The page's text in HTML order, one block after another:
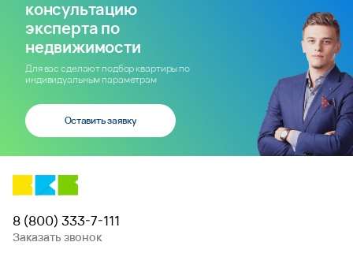
консультацию
эксперта по
недвижимости
Для вас сделают подбор квартиры по
индивидуальным параметрам
Оставить заявку
8 (800) 333-7-111
Заказать звонок